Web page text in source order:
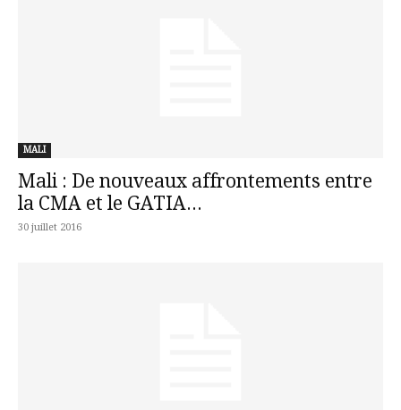
MALI
Mali : De nouveaux affrontements entre
la CMA et le GATIA...
30 juillet 2016